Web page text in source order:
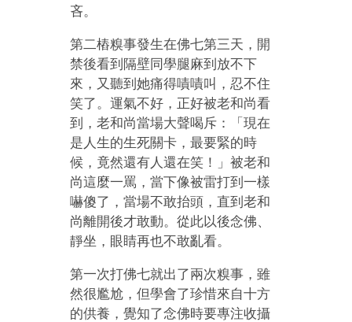
吝。
第二樁糗事發生在佛七第三天，開
禁後看到隔壁同學腿麻到放不下
來，又聽到她痛得嘖嘖叫，忍不住
笑了。運氣不好，正好被老和尚看
到，老和尚當場大聲喝斥：「現在
是人生的生死關卡，最要緊的時
候，竟然還有人還在笑！」被老和
尚這麼一罵，當下像被雷打到一樣
嚇傻了，當場不敢抬頭，直到老和
尚離開後才敢動。從此以後念佛、
靜坐，眼睛再也不敢亂看。
第一次打佛七就出了兩次糗事，雖
然很尷尬，但學會了珍惜來自十方
的供養，覺知了念佛時要專注收攝